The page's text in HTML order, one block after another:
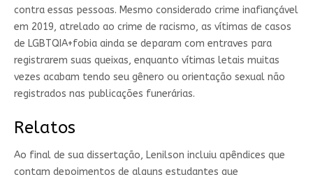
contra essas pessoas. Mesmo considerado crime inafiançável
em 2019, atrelado ao crime de racismo, as vítimas de casos
de LGBTQIA+fobia ainda se deparam com entraves para
registrarem suas queixas, enquanto vítimas letais muitas
vezes acabam tendo seu gênero ou orientação sexual não
registrados nas publicações funerárias.
Relatos
Ao final de sua dissertação, Lenilson incluiu apêndices que
contam depoimentos de alguns estudantes que